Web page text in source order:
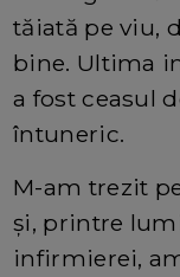
tăiată pe viu,
bine. Ultima
a fost ceasul
întuneric.
M-am trezit
și, printre
infirmierei,